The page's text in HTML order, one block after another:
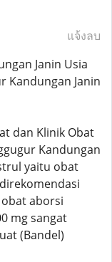
แจ้งลบ
Janin Usia
Kandungan Janin
dan Klinik Obat
Kandungan
yaitu obat
aborsi
mg sangat
(Bandel)